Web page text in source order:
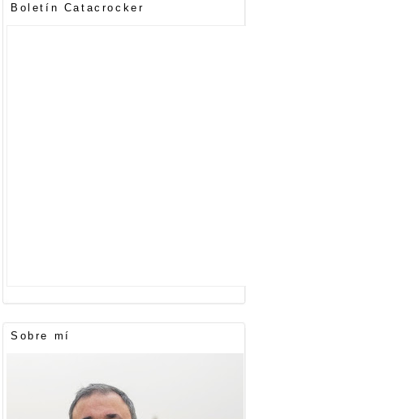
Boletín Catacrocker
Sobre mí